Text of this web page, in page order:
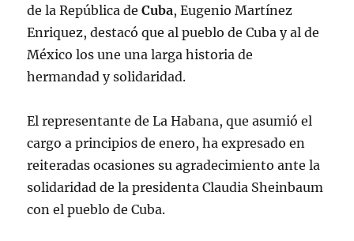
de la República deCuba, Eugenio Martínez
Enriquez, destacó que al pueblo de Cuba y al de
México los une una larga historia de
hermandad y solidaridad.
El representante de La Habana, que asumió el
cargo a principios de enero, ha expresado en
reiteradas ocasiones su agradecimiento ante la
solidaridad de la presidenta Claudia Sheinbaum
con el pueblo de Cuba.